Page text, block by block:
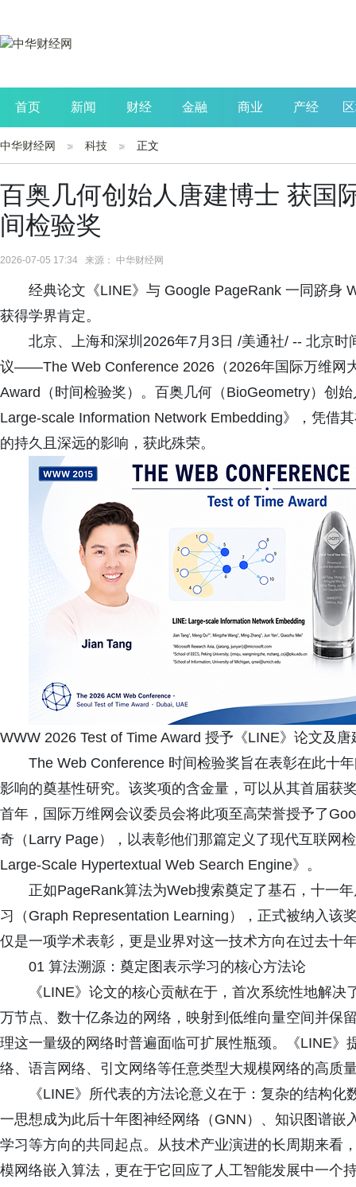
首页 新闻 财经 金融 商业 产经
公司 生活 读书
中华财经网 科技 正文
百奥几何创始人唐建博士 获国
间检验奖
2026-07-05 17:34 来源： 中华财经网
经典论文《LINE》与 Google PageRank 一同跻身
获得学界肯定。
北京、上海和深圳2026年7月3日 /美通社/ -- 北京
议——The Web Conference 2026（2026年国际万维网
Award（时间检验奖）。百奥几何（BioGeometry）创
Large-scale Information Network Embedding》，凭借
的持久且深远的影响，获此殊荣。
WWW 2026 Test of Time Award 授予《LINE》论文及
The Web Conference 时间检验奖旨在表彰在此十
影响的奠基性研究。该奖项的含金量，可以从其首届获
首年，国际万维网会议委员会将此项至高荣誉授予了
奇（Larry Page），以表彰他们那篇定义了现代互联
Large-Scale Hypertextual Web Search Engine》。
正如PageRank算法为Web搜索奠定了基石，十一
习（Graph Representation Learning），正式被纳入该
仅是一项学术表彰，更是业界对这一技术方向在过去十
01 算法溯源：奠定图表示学习的核心方法论
《LINE》论文的核心贡献在于，首次系统性地解
万节点、数十亿条边的网络，映射到低维向量空间并保
理这一量级的网络时普遍面临可扩展性瓶颈。《LINE
络、语言网络、引文网络等任意类型大规模网络的高质
《LINE》所代表的方法论意义在于：复杂的结构
一思想成为此后十年图神经网络（GNN）、知识图谱
学习等方向的共同起点。从技术产业演进的长周期来看
模网络嵌入算法，更在于它回应了人工智能发展中一个